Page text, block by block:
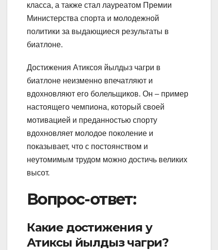
класса, а также стал лауреатом Премии
Министерства спорта и молодежной
политики за выдающиеся результаты в
биатлоне.
Достижения Атиксоя йылдыз чагри в
биатлоне неизменно впечатляют и
вдохновляют его болельщиков. Он – пример
настоящего чемпиона, который своей
мотивацией и преданностью спорту
вдохновляет молодое поколение и
показывает, что с постоянством и
неутомимым трудом можно достичь великих
высот.
Вопрос-ответ:
Какие достижения у
Атиксы йылдыз чагри?